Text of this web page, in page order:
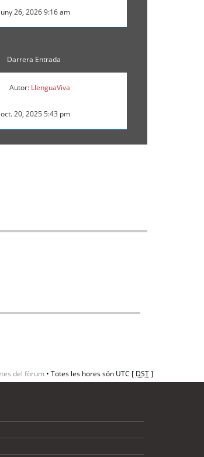
26, 2026 9:16 am
Darrera Entrada
Autor: LlenguaViva
20, 2025 5:43 pm
del fòrum • Totes les hores són UTC [ DST]